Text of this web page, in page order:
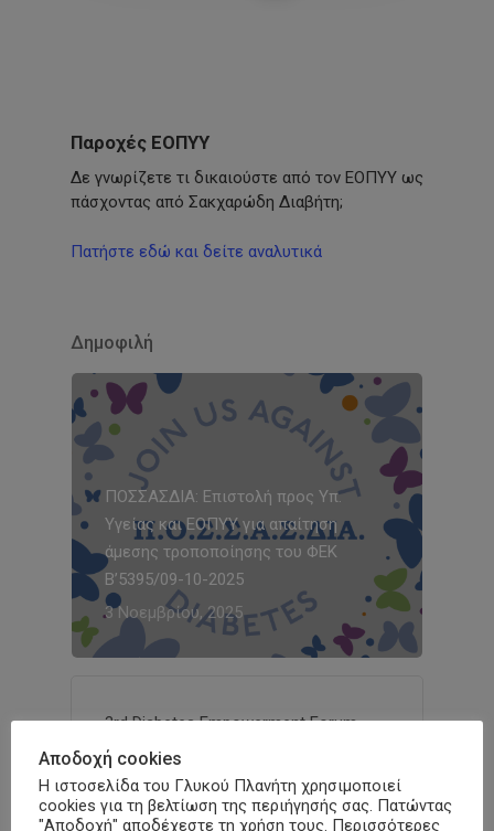
Παροχές ΕΟΠΥΥ
Δε γνωρίζετε τι δικαιούστε από τον ΕΟΠΥΥ ως
πάσχοντας από Σακχαρώδη Διαβήτη;
Πατήστε εδώ και δείτε αναλυτικά
Δημοφιλή
ΠΟΣΣΑΣΔΙΑ: Επιστολή προς Υπ.
Υγείας και ΕΟΠΥΥ για απαίτηση
άμεσης τροποποίησης του ΦΕΚ
Β’5395/09-10-2025
3 Νοεμβρίου, 2025
3rd Diabetes Empowerment Forum
ΠΟΣΣΑΣΔΙΑ
31 Οκτωβρίου, 2025
Αποδοχή cookies
Η ιστοσελίδα του Γλυκού Πλανήτη χρησιμοποιεί
cookies για τη βελτίωση της περιήγησής σας. Πατώντας
"Αποδοχή" αποδέχεστε τη χρήση τους. Περισσότερες